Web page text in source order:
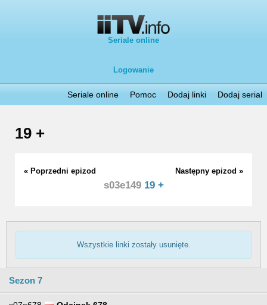
Seriale online
Logowanie
Seriale online Pomoc Dodaj linki Dodaj serial
19 +
« Poprzedni epizod Następny epizod »
s03e14919 +
Wszystkie linki zostały usunięte.
Sezon 7